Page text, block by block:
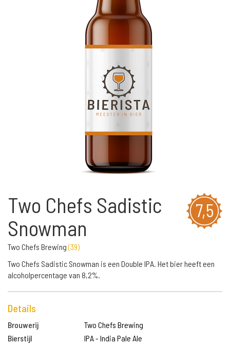
7,5
Two Chefs Sadistic
Snowman
Two Chefs Brewing(39)
Two Chefs Sadistic Snowman is een Double IPA. Het bier heeft een
alcoholpercentage van 8,2%.
Details
Brouwerij
Two Chefs Brewing
Bierstijl
IPA - India Pale Ale